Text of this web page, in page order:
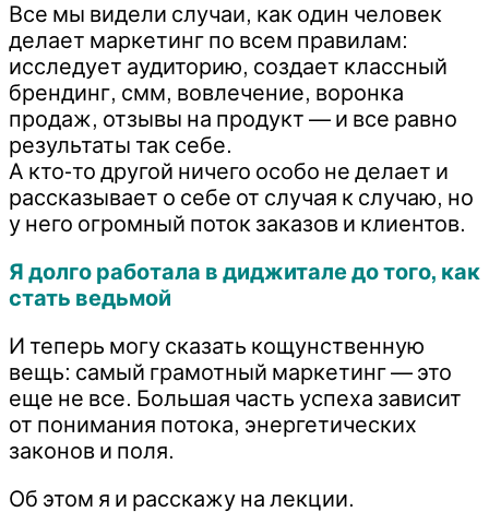
Все мы видели случаи, как один человек
делает маркетинг по всем правилам:
исследует аудиторию, создает классный
брендинг, смм, вовлечение, воронка
продаж, отзывы на продукт — и все равно
результаты так себе.
А кто-то другой ничего особо не делает и
рассказывает о себе от случая к случаю, но
у него огромный поток заказов и клиентов.
Я долго работала в диджитале до того, как
стать ведьмой
И теперь могу сказать кощунственную
вещь: самый грамотный маркетинг — это
еще не все. Большая часть успеха зависит
от понимания потока, энергетических
законов и поля.
Об этом я и расскажу на лекции.